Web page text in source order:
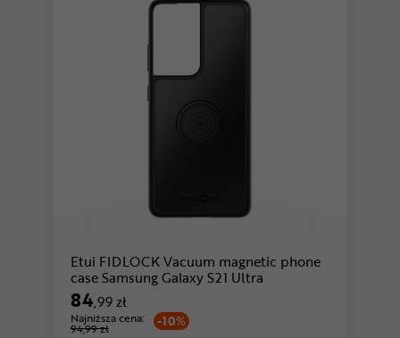
Etui FIDLOCK Vacuum magnetic phone
case Samsung Galaxy S21 Ultra
84,99 zł
-10%
Najniższa cena:
94,99 zł